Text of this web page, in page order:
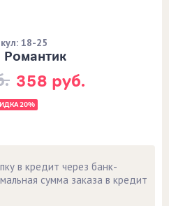
20%
358 руб.
18-25
в кредит через банк-
сумма заказа в кредит